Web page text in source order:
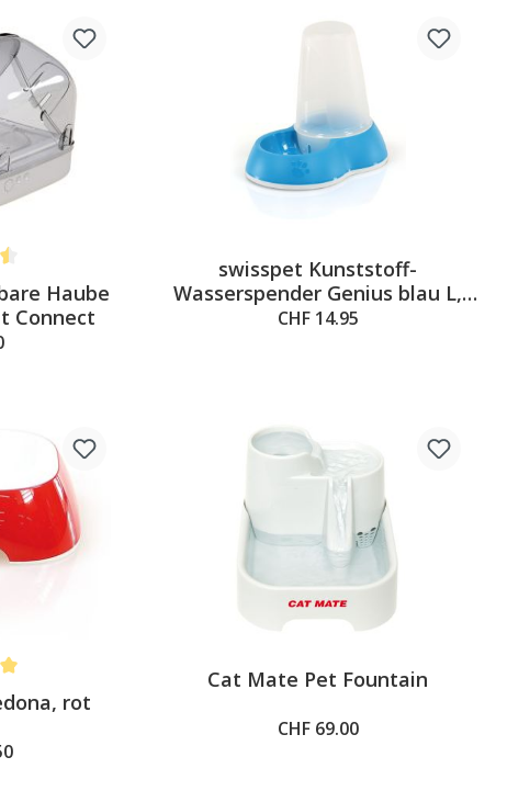
of 4.5 out of 5 stars
Haube
Connect
swisspet Kunststoff-
Wasserspender Genius blau L,
3L, 32.5x21x29.8cm
CHF 14.95
of 5 out of 5 stars
rot
Cat Mate Pet Fountain
CHF 69.00